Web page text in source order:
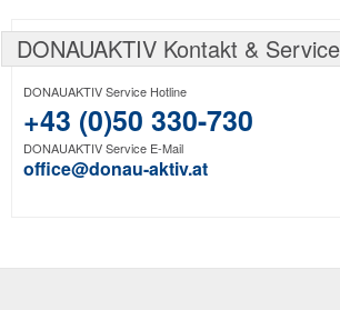
DONAUAKTIV Kontakt & Service
DONAUAKTIV Service Hotline
+43 (0)50 330-730
DONAUAKTIV Service E-Mail
office@donau-aktiv.at